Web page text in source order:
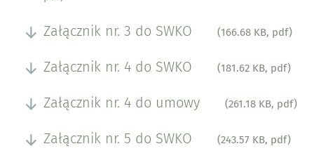
Załącznik nr. 3 do SWKO (166.68 KB, pdf)
Załącznik nr. 4 do SWKO (181.62 KB, pdf)
Załącznik nr. 4 do umowy (261.18 KB, pdf)
Załącznik nr. 5 do SWKO (243.57 KB, pdf)